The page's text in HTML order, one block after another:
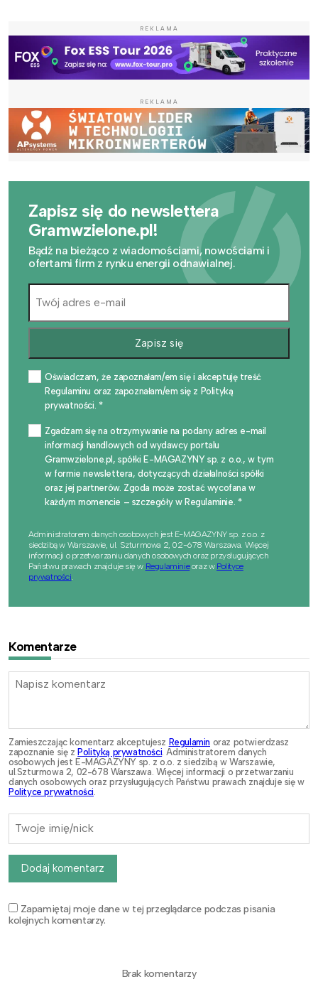
REKLAMA
REKLAMA
Zapisz się do newslettera
Gramwzielone.pl!
Bądź na bieżąco z wiadomościami, nowościami i
ofertami firm z rynku energii odnawialnej.
Zapisz się
Oświadczam, że zapoznałam/em się i akceptuję treść
Regulaminu oraz zapoznałam/em się z Polityką
prywatności. *
Zgadzam się na otrzymywanie na podany adres e-mail
informacji handlowych od wydawcy portalu
Gramwzielone.pl, spółki E-MAGAZYNY sp. z o.o., w tym
w formie newslettera, dotyczących działalności spółki
oraz jej partnerów. Zgoda może zostać wycofana w
każdym momencie – szczegóły w Regulaminie. *
Administratorem danych osobowych jest E-MAGAZYNY sp. z o.o. z
siedzibą w Warszawie, ul. Szturmowa 2, 02-678 Warszawa. Więcej
informacji o przetwarzaniu danych osobowych oraz przysługujących
Państwu prawach znajduje się w Regulaminieoraz w Polityce
prywatności.
Komentarze
Zamieszczając komentarz akceptujesz Regulamin oraz potwierdzasz
zapoznanie się zPolityką prywatności . Administratorem danych
osobowych jest E-MAGAZYNY sp. z o.o. z siedzibą w Warszawie,
ul.Szturmowa 2, 02-678 Warszawa. Więcej informacji o przetwarzaniu
danych osobowych oraz przysługujących Państwu prawach znajduje się w
Polityce prywatności
Zapamiętaj moje dane w tej przeglądarce podczas pisania
kolejnych komentarzy.
Dodaj komentarz
Brak komentarzy